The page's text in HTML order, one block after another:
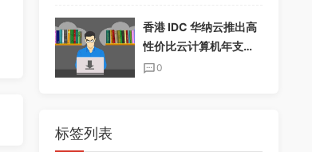
香港 IDC 华纳云推出高
性价比云计算机年支付
套餐，免实名免备案
0
标签列表